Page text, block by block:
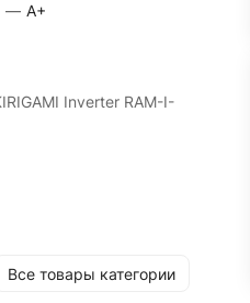
— A+
Inverter RAM-I-
Все товары категории